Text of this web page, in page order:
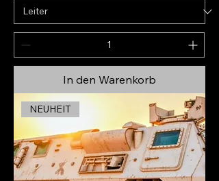
In den Warenkorb
NEUHEIT